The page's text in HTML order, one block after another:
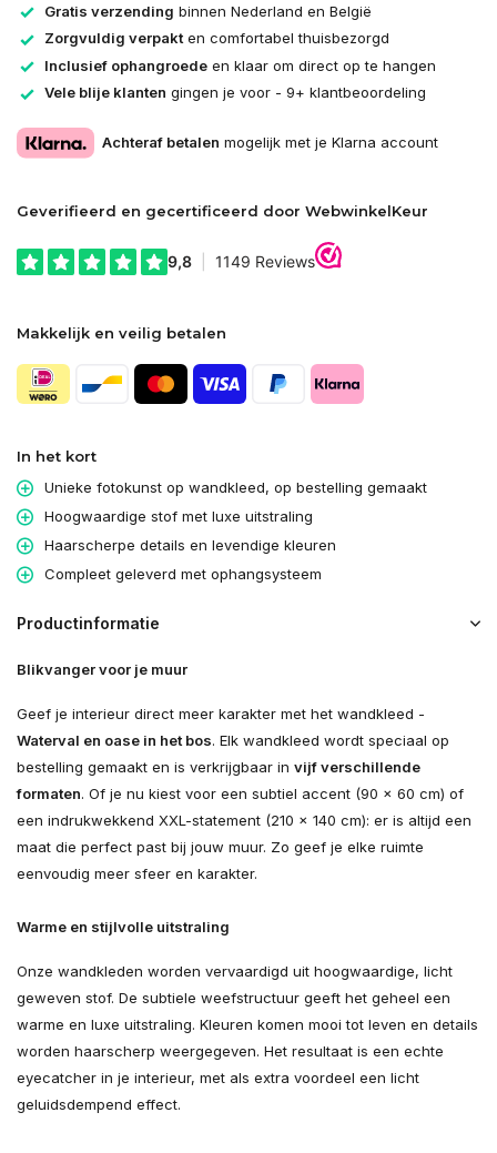
Gratis verzending binnen Nederland en België
Zorgvuldig verpakten comfortabel thuisbezorgd
Inclusief ophangroede en klaar om direct op te hangen
Vele blije klanten gingen je voor - 9+ klantbeoordeling
Achteraf betalen mogelijk met je Klarna account
Geverifieerd en gecertificeerd door WebwinkelKeur
Makkelijk en veilig betalen
In het kort
Unieke fotokunst op wandkleed, op bestelling gemaakt
Hoogwaardige stof met luxe uitstraling
Haarscherpe details en levendige kleuren
Compleet geleverd met ophangsysteem
Productinformatie
Blikvanger voor je muur
Geef je interieur direct meer karakter met het wandkleed -
Waterval en oase in het bos. Elk wandkleed wordt speciaal op
bestelling gemaakt en is verkrijgbaar in vijf verschillende
formaten. Of je nu kiest voor een subtiel accent (90 × 60 cm) of
een indrukwekkend XXL-statement (210 × 140 cm): er is altijd een
maat die perfect past bij jouw muur. Zo geef je elke ruimte
eenvoudig meer sfeer en karakter.
Warme en stijlvolle uitstraling
Onze wandkleden worden vervaardigd uit hoogwaardige, licht
geweven stof. De subtiele weefstructuur geeft het geheel een
warme en luxe uitstraling. Kleuren komen mooi tot leven en details
worden haarscherp weergegeven. Het resultaat is een echte
eyecatcher in je interieur, met als extra voordeel een licht
geluidsdempend effect.